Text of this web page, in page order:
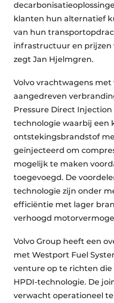
klanten hun alternatief
van hun
infrastructuur en prijzen
zegt Jan Hjelmgren.
Volvo vrachtwagens
aangedreven
Pressure Direct
technologie waarbij een
ontstekingsbrandstof
geïnjecteerd om
mogelijk te maken
toegevoegd. De
technologie zijn onder
efficiëntie met lager
verhoogd
Volvo Group heeft een
met Westport Fuel
venture op te richten
HPDI-technologie. De
verwacht operationeel